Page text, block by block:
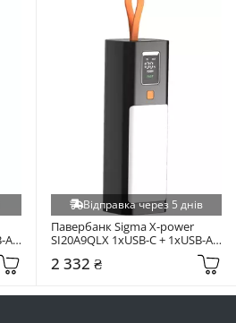
A
Відправка через 5 днів
Павербанк Sigma X-power
SI20A9QLX 1xUSB-C + 1xUSB-A
2 332 ₴